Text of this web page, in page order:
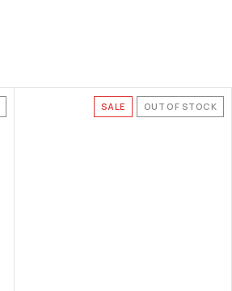
SALE OUT OF STOCK